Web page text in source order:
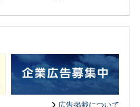
広告掲載について